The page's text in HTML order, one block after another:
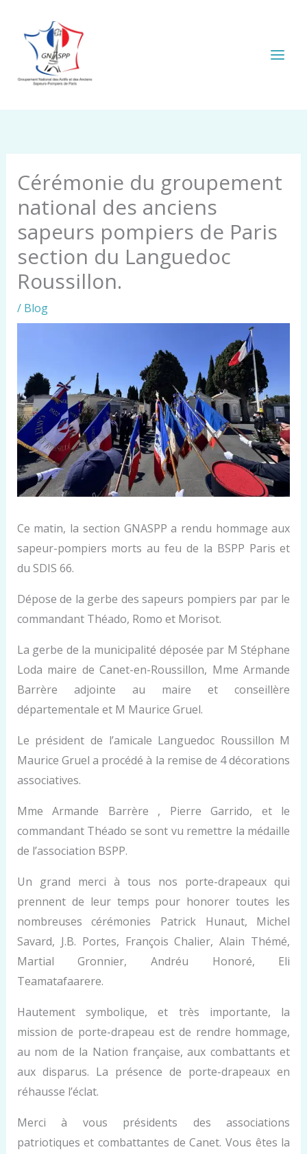
contenu
Cérémonie du groupement
national des anciens
sapeurs pompiers de Paris
section du Languedoc
Roussillon.
/ Blog
Ce matin, la section GNASPP a rendu hommage aux
sapeur-pompiers morts au feu de la BSPP Paris et
du SDIS 66.
Dépose de la gerbe des sapeurs pompiers par par le
commandant Théado, Romo et Morisot.
La gerbe de la municipalité déposée par M Stéphane
Loda maire de Canet-en-Roussillon, Mme Armande
Barrère adjointe au maire et conseillère
départementale et M Maurice Gruel.
Le président de l’amicale Languedoc Roussillon M
Maurice Gruel a procédé à la remise de 4 décorations
associatives.
Mme Armande Barrère , Pierre Garrido, et le
commandant Théado se sont vu remettre la médaille
de l’association BSPP.
Un grand merci à tous nos porte-drapeaux qui
prennent de leur temps pour honorer toutes les
nombreuses cérémonies Patrick Hunaut, Michel
Savard, J.B. Portes, François Chalier, Alain Thémé,
Martial Gronnier, Andréu Honoré, Eli
Teamatafaarere.
Hautement symbolique, et très importante, la
mission de porte-drapeau est de rendre hommage,
au nom de la Nation française, aux combattants et
aux disparus. La présence de porte-drapeaux en
réhausse l’éclat.
Merci à vous présidents des associations
patriotiques et combattantes de Canet. Vous êtes la